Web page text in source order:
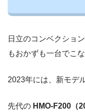
日立のコンベクショ
もおかずも一台でこ
2023年には、新モデ
先代の HMO-F200（